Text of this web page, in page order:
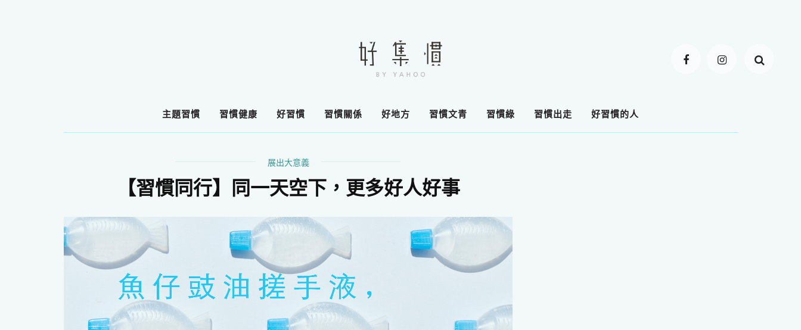
主題習慣 習慣健康 好習慣 習慣關係 好地方 習慣文青 習慣綠 習慣出走 好習慣的人
展出大意義
【習慣同行】同一天空下，更多好人好事